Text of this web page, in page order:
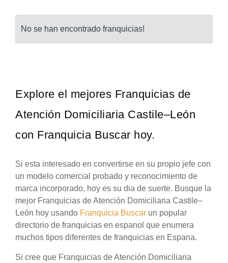
No se han encontrado franquicias!
Explore el mejores Franquicias de
Atención Domiciliaria Castile–León
con Franquicia Buscar hoy.
Si esta interesado en convertirse en su propio jefe con
un modelo comercial probado y reconocimiento de
marca incorporado, hoy es su dia de suerte. Busque la
mejor Franquicias de Atención Domiciliaria Castile–
León hoy usando Franquicia Buscar un popular
directorio de franquicias en espanol que enumera
muchos tipos diferentes de franquicias en Espana.
Si cree que Franquicias de Atención Domiciliaria